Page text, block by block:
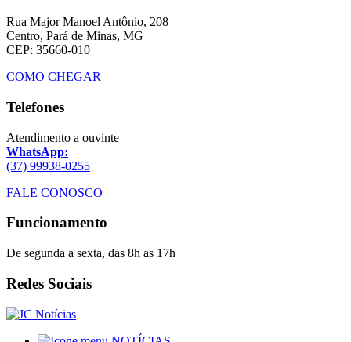
Rua Major Manoel Antônio, 208
Centro, Pará de Minas, MG
CEP: 35660-010
COMO CHEGAR
Telefones
Atendimento a ouvinte
WhatsApp:
(37) 99938-0255
FALE CONOSCO
Funcionamento
De segunda a sexta, das 8h as 17h
Redes Sociais